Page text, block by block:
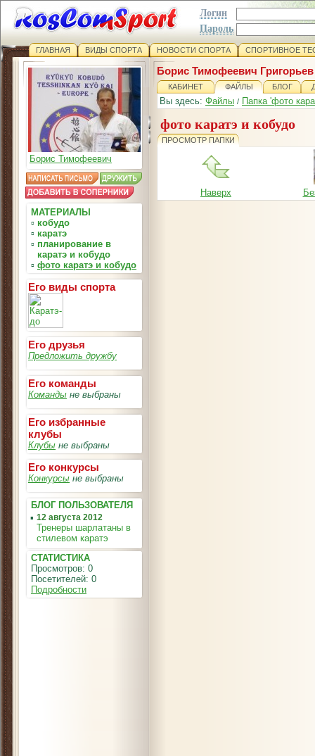
Логин
Пароль
ГЛАВНАЯ ВИДЫ СПОРТА НОВОСТИ СПОРТА СПОРТИВНОЕ
Борис Тимофеевич
МАТЕРИАЛЫ
▫ кобудо
▫ каратэ
▫ планирование в
каратэ и кобудо
▫ фото каратэ и кобудо
Его виды спорта
Его друзья
Предложить дружбу
Его команды
Команды не выбраны
Его избранные
клубы
Клубы не выбраны
Его конкурсы
Конкурсы не выбраны
БЛОГ ПОЛЬЗОВАТЕЛЯ
▪ 12 августа 2012
Тренеры шарлатаны в
стилевом каратэ
СТАТИСТИКА
Просмотров: 0
Посетителей: 0
Подробности
Борис Тимофеевич Григорьев
КАБИНЕТ ФАЙЛЫ БЛОГ
Вы здесь: Файлы / Папка 'фото
фото каратэ и кобудо
ПРОСМОТР ПАПКИ
Наверх